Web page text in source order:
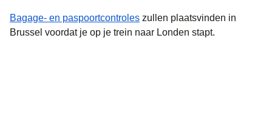
Bagage- en paspoortcontroles zullen plaatsvinden in
Brussel voordat je op je trein naar Londen stapt.